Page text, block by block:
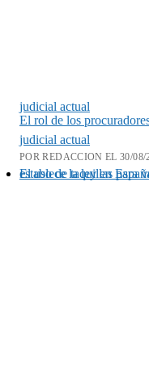
judicial actual
El rol de los
judicial actual
POR REDACCION EL 30/08/
El uso de taquillas para vestuarios de empresas y lo que establece la ley en